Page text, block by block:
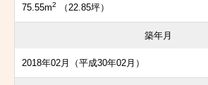
75.55m2 （22.85坪）
築年月
2018年02月（平成30年02月）